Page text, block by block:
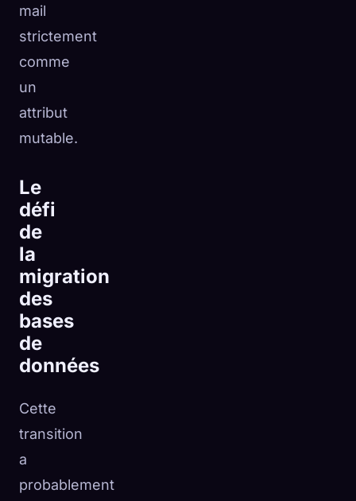
mail
strictement
comme
un
attribut
mutable.
Le
défi
de
la
migration
des
bases
de
données
Cette
transition
a
probablement